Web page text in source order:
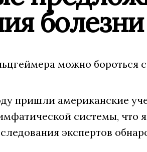
можно бороться
пришли американские
системы, что
экспертов